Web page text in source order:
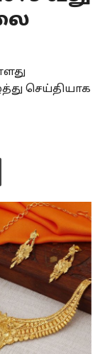
செய்தியாக